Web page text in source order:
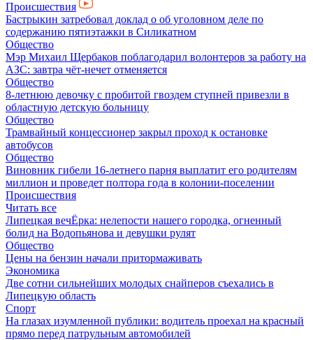
Происшествия
Бастрыкин затребовал доклад о об уголовном деле по
содержанию пятиэтажки в Силикатном
Общество
Мэр Михаил Щербаков поблагодарил волонтеров за работу на
АЗС: завтра чёт-нечет отменяется
Общество
8-летнюю девочку с пробитой гвоздем ступней привезли в
областную детскую больницу
Общество
Трамвайный концессионер закрыл проход к остановке
автобусов
Общество
Виновник гибели 16-летнего парня выплатит его родителям
миллион и проведет полтора года в колонии-поселении
Происшествия
Читать все
Липецкая вечЁрка: нелепости нашего городка, огненный
болид на Водопьянова и девушки рулят
Общество
Цены на бензин начали притормаживать
Экономика
Две сотни сильнейших молодых снайперов съехались в
Липецкую область
Спорт
На глазах изумленной публики: водитель проехал на красный
прямо перед патрульным автомобилей